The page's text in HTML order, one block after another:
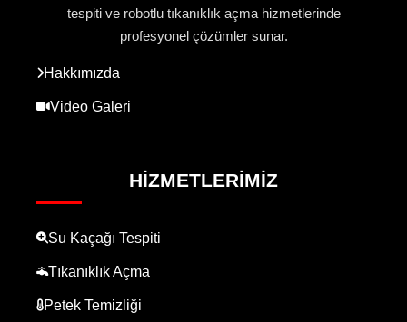
tespiti ve robotlu tıkanıklık açma hizmetlerinde
profesyonel çözümler sunar.
Hakkımızda
Video Galeri
HIZMETLERIMIZ
Su Kaçağı Tespiti
Tıkanıklık Açma
Petek Temizliği